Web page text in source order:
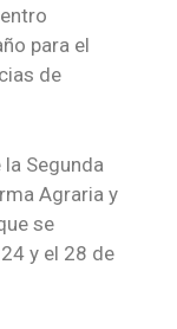
para el
de
Segunda
Agraria y
se
y el 28 de